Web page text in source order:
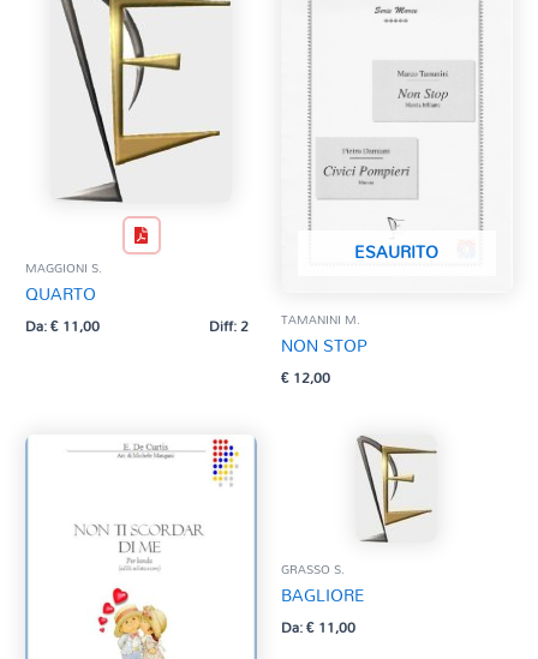
MAGGIONI S.
QUARTO
Da:€11,00 Diff: 2
ESAURITO
TAMANINI M.
NON STOP
€12,00
GRASSO S.
BAGLIORE
Da:€11,00